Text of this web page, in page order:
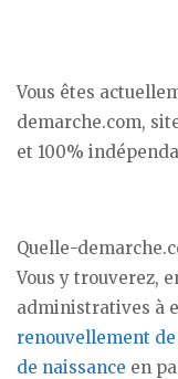
Vous êtes
demarche.com,
et 100%
Quelle-
Vous y trouverez,
administratives à
renouvellement
de naissance en